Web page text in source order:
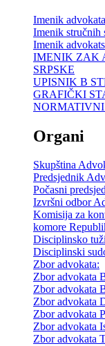
Imenik advokata
Imenik stručnih
Imenik
IMENIK ZAK
SRPSKE
UPISNIK B
GRAFIČKI
Organi
Skupština
Predsjednik
Počasni
Izvršni odbor
Komisija za
komore
Disciplinsko
Disciplinski
Zbor advokata:
Zbor advokata
Zbor advokata
Zbor advokata
Zbor advokata
Zbor advokata
Zbor advokata